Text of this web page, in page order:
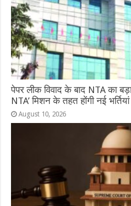
पेपर लीक विवाद के बाद NTA का
NTA’ मिशन के तहत होंगी नई भर्तियां
August 10, 2026